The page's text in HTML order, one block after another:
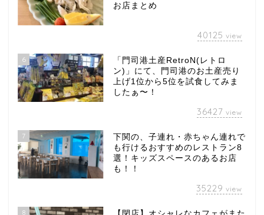
お店まとめ
40125 view
6
「門司港土産RetroN(レトロ
ン)」にて、門司港のお土産売り
上げ1位から5位を試食してみま
したぁ〜！
36427 view
7
下関の、子連れ・赤ちゃん連れで
も行けるおすすめのレストラン8
選！キッズスペースのあるお店
も！！
35229 view
8